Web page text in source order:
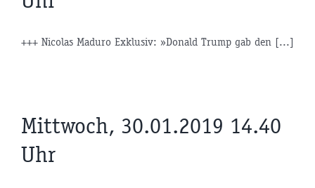
+++ Nicolas Maduro Exklusiv: »Donald Trump gab den [...]
Mittwoch, 30.01.2019 14.40
Uhr